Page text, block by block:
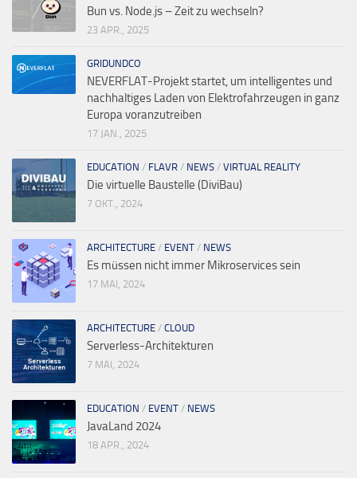
Bun vs. Node.js – Zeit zu wechseln?
23 APR., 2025
GRIDUNDCO
NEVERFLAT-Projekt startet, um intelligentes und
nachhaltiges Laden von Elektrofahrzeugen in ganz
Europa voranzutreiben
17 JAN., 2025
EDUCATION / FLAVR / NEWS / VIRTUAL REALITY
Die virtuelle Baustelle (DiviBau)
7 OKT., 2024
ARCHITECTURE / EVENT / NEWS
Es müssen nicht immer Mikroservices sein
17 MAI, 2024
ARCHITECTURE / CLOUD
Serverless-Architekturen
7 MAI, 2024
EDUCATION / EVENT / NEWS
JavaLand 2024
18 APR., 2024